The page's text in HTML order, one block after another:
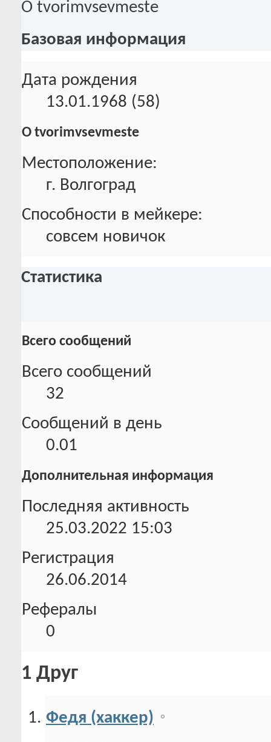
О tvorimvsevmeste
Базовая информация
Дата рождения
13.01.1968 (58)
О tvorimvsevmeste
Местоположение:
г. Волгоград
Способности в мейкере:
совсем новичок
Статистика
Всего сообщений
Всего сообщений
32
Сообщений в день
0.01
Дополнительная информация
Последняя активность
25.03.2022 15:03
Регистрация
26.06.2014
Рефералы
0
1 Друг
Федя (хаккер)